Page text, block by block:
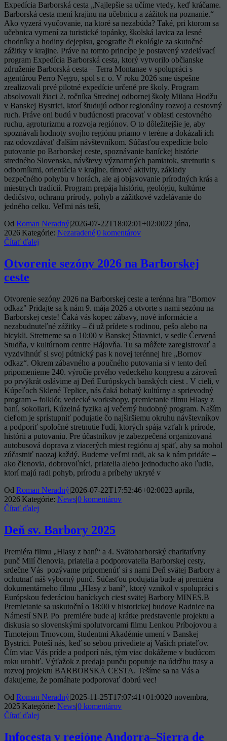
Expedícia Barborská cesta „Najlepšie sa učíme vtedy, keď kráčame.
Barborská cesta mení krajinu na učebnicu a zážitok na poznanie.“
Ako vyzerá vyučovanie, na ktoré sa nezabúda? Také, pri ktorom sa
učebnica vymení za turistické topánky, školská lavica za lesné
chodníky a hodiny dejepisu, geografie či ekológie za skutočné
zážitky v krajine. Práve na tomto princípe je postavený vzdelávací
program Expedícia Barborská cesta, ktorý vytvorilo občianske
združenie Barborská cesta – Terra Montanae v spolupráci s
agentúrou Perro Negro, spol s r. o. V roku 2026 sme úspešne
zrealizovali prvé pilotné expedície určené pre školy. Program
absolvovali žiaci 2. ročníka Strednej odbornej školy Milana Hodžu
v Banskej Bystrici, ktorí študujú odbor regionálny rozvoj a cestovný
ruch. Práve oni budú v budúcnosti pracovať v oblasti cestovného
ruchu, agroturizmu a rozvoja regiónov. O to dôležitejšie je, aby
spoznávali hodnoty svojho regiónu priamo v teréne a dokázali ich
raz odovzdávať ďalším návštevníkom. Súčasťou expedície bolo
putovanie po Barborskej ceste, spoznávanie baníckej histórie
stredného Slovenska, návštevy významných pamiatok, stretnutia s
odborníkmi, orientácia v krajine, tímové aktivity, základy
bezpečného pohybu v horách, ale aj objavovanie prírodných krás a
miestnych tradícií. Program prepája históriu, geológiu, kultúrne
dedičstvo, ochranu prírody, pohyb a zážitkové vzdelávanie do
jedného celku. Veľmi nás teší,
Od Roman Neradný|2026-07-22T18:02:01+02:0022 júna,
2026|Kategórie: Nezaradené|0 komentárov
Čítať ďalej
Otvorenie sezóny 2026 na Barborskej
ceste
Otvorenie sezóny 2026 na Barborskej ceste a terénna hra "Bornov
odkaz" Pridajte sa k nám 9. mája 2026 a otvorte s nami sezónu na
Barborskej ceste! Čaká vás kopec zábavy, nové informácie a
nezabudnuteľné zážitky – či už prídete s rodinou, pešo alebo na
bicykli. Stretneme sa o 10:00 v Banskej Štiavnici, v sedle Červená
Studňa, v kultúrnom centre Hájovňa. Tu sa môžete zaregistrovať a
vyzdvihnúť si svoj pútnický pas k novej terénnej hre „Bornov
odkaz“. Okrem zábavného a poučného putovania si v tento deň
pripomenieme 240. výročie prvého vedeckého kongresu a zároveň
po prvýkrát oslávime aj Deň Európskych banských ciest . V cieli, v
Kúpeľoch Sklené Teplice, nás čaká bohatý kultúrny a sprievodný
program – folklór, vedecké workshopy, premietanie filmu Hlasy z
baní, sokoliari, Kúzelná fyzika aj večerný hudobný program. Naším
cieľom je sprístupniť podujatie čo najširšiemu okruhu návštevníkov
a podporiť spoločné stretnutie ľudí, ktorých spája vzťah k prírode,
histórii a putovaniu. Pre účastníkov je zabezpečená organizovaná
autobusová doprava z viacerých miest regiónu aj späť, aby sa mohol
zúčastniť naozaj každý. Budeme veľmi radi, ak sa k nám pridáte –
ako členovia, dobrovoľníci, priatelia alebo jednoducho ako ľudia,
ktorí majú radi pohyb, prírodu a príbehy ukryté v
Od Roman Neradný|2026-07-22T17:52:46+02:0023 apríla,
2026|Kategórie: News|0 komentárov
Čítať ďalej
Deň sv. Barbory 2025
Premiéra filmu „Hlasy z baní“ a 4. Svätobarborský charitatívny
punč Milí členovia, priatelia a podporovatelia Barborskej cesty,
srdečne Vás pozývame pripomenúť si s nami Deň svätej Barbory a
ochutnať náš výborný punč. Súčasťou podujatia bude aj premiéra
dokumentárneho filmu „Hlasy z baní“, ktorý vznikol v spolupráci s
Európskou federáciou baníckych ciest svätej Barbory MINES.B
Premietanie sa uskutoční o 18:00 v historickej budove Radnice na
Námestí SNP. Po premiére bude aj krátke predstavenie projektu a
diskusia so slovenskými spolutvorcami filmu Lenkou Príbojovou a
Timotejom Trnovcom, študentmi Akadémie umení v Banskej
Bystrici. Poteší nás, keď so sebou privediete aj Vašich priateľov.
Čím viac Vás príde a podporí nás, tým viac dokážeme v budúcom
roku urobiť. Výťažok z predaja punču poputuje na údržbu trasy a
rozvoj projektu BARBORSKÁ CESTA. Tešíme sa na Vás a
ďakujeme, že pomáhate podporovať dobrú vec!
Od Roman Neradný|2025-11-25T17:07:41+01:0020 novembra,
2025|Kategórie: News|0 komentárov
Čítať ďalej
Infocesta v regióne Andorra–Sierra de